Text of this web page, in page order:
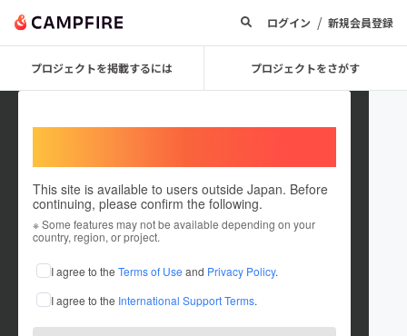
ログイン / 新規会員登録
プロジェクトを掲載するには プロジェクトをさがす
This site is available to users outside Japan. Before
continuing, please confirm the following.
※ Some features may not be available depending on your
country, region, or project.
I agree to the Terms of Use and Privacy Policy.
I agree to the International Support Terms.
guestc8d02a3d81
出身国：未設定